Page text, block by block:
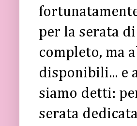
per la serata di
completo, ma
disponibili... e
siamo detti:
serata